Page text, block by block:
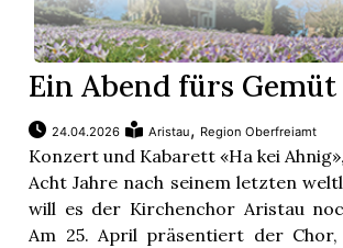
Ein Abend fürs Gemüt
24.04.2026 Aristau, Region Oberfreiamt
Konzert und Kabarett «Ha kei
Acht Jahre nach seinem letzten
will es der Kirchenchor Aristau
Am 25. April präsentiert der